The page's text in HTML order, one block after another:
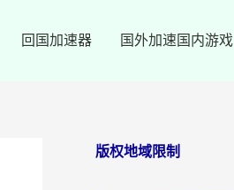
回国加速器 国外加速国内游戏
版权地域限制